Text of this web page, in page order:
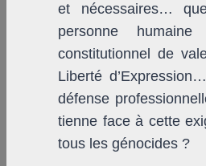
et nécessaires…
personne
constitutionnel de
Liberté
défense
tienne face à cette
tous les génocides ?